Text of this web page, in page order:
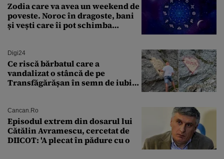
Zodia care va avea un weekend de
poveste. Noroc în dragoste, bani
și vești care îi pot schimba
Digi24
Ce riscă bărbatul care a
vandalizat o stâncă de pe
Transfăgărășan în semn de iubire
Cancan.ro
Episodul extrem din dosarul lui
Cătălin Avramescu, cercetat de
DIICOT: 'A plecat în pădure cu o